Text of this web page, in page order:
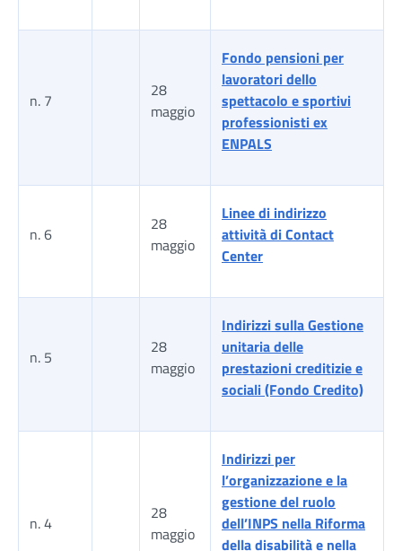
n. 7
28
maggio
Fondo pensioni per
lavoratori dello
spettacolo e sportivi
professionisti ex
ENPALS
n. 6
28
maggio
Linee di indirizzo
attività di Contact
Center
n. 5
28
maggio
Indirizzi sulla Gestione
unitaria delle
prestazioni creditizie e
sociali (Fondo Credito)
n. 4
28
maggio
Indirizzi per
l’organizzazione e la
gestione del ruolo
dell’INPS nella Riforma
della disabilità e nella